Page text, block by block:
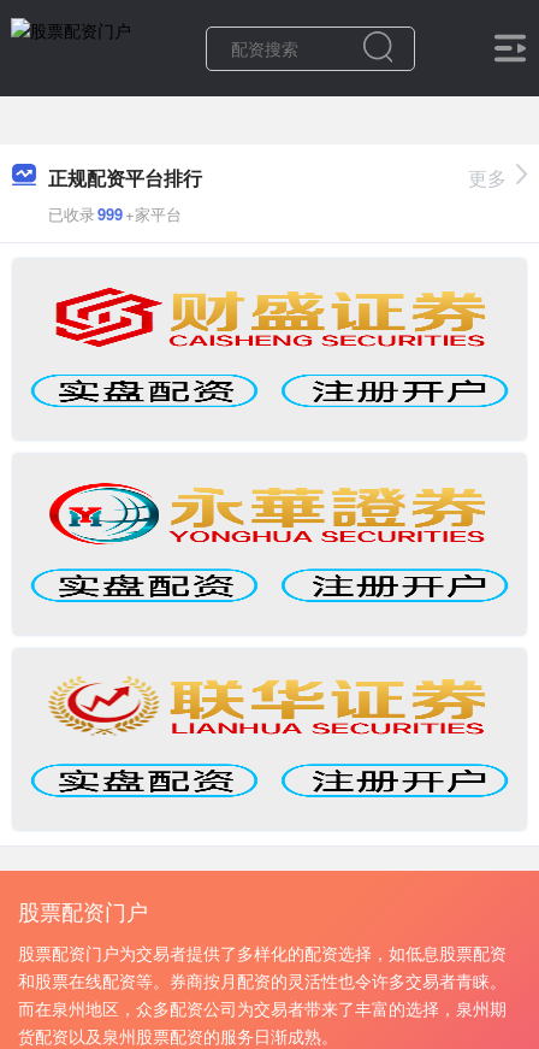
正规配资平台排行
已收录999+家平台
更多
股票配资门户
股票配资门户为交易者提供了多样化的配资选择，如低息股票配资
和股票在线配资等。券商按月配资的灵活性也令许多交易者青睐。
而在泉州地区，众多配资公司为交易者带来了丰富的选择，泉州期
货配资以及泉州股票配资的服务日渐成熟。